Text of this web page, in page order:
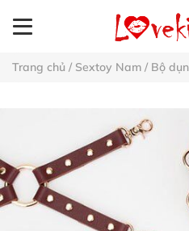
Trang chủ / Sextoy Nam / Bộ